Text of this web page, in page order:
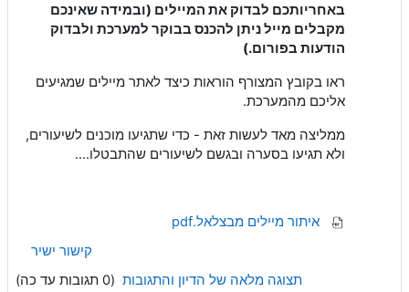
באחריותכם לבדוק את המיילים (ובמידה שאינכם
מקבלים מייל ניתן להכנס בבוקר למערכת ולבדוק
הודעות בפורום.)
ראו בקובץ המצורף הוראות כיצד לאתר מיילים שמגיעים
אליכם מהמערכת.
ממליצה מאד לעשות זאת - כדי שתגיעו מוכנים לשיעורים,
ולא תגיעו בסערה ובגשם לשיעורים שהתבטלו....
איתור מיילים מבצלאל.pdf
קישור ישיר
תצוגה מלאה של הדיון והתגובות (0 תגובות עד כה)